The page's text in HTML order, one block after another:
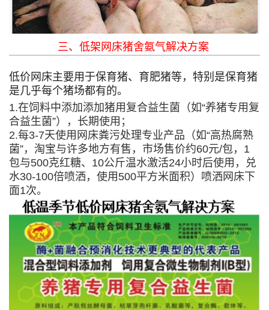
三、低架网床猪舍氨气解决方案
低价网床主要用于保育猪、育肥猪等，特别是保育猪
是几乎每个猪场都有的。
1.在饲料中添加添加猪用复合益生菌（如“养猪专用复
合益生菌”），长期使用；
2.每3-7天使用网床粪污处理专业产品（如“高热腐熟
菌”，淘宝与许多地方有售，市场售价约60元/包，1
包与500克红糖、10公斤温水激活24小时后使用，兑
水30-100倍喷洒，使用500平方米面积）喷洒网床下
面1次。